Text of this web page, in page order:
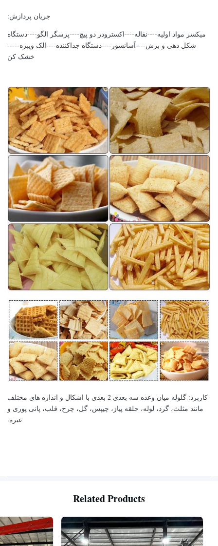
جریان پردازش:
میکسر مواد اولیه----نقاله----اکسترودر دو پیچ----پرسگر الگو----دستگاه
شکل دهی و برش----آسانسور----دستگاه جداکننده----الک ویبره-----
خشک کن
کاربرد: گلوله میان وعده سه بعدی 2 بعدی با اشکال و اندازه های مختلف
مانند مثلث، گرد، لوله، حلقه پیاز، چیپس، گل، چرخ، قلب، پانی پوری و
غیره.
Related Products